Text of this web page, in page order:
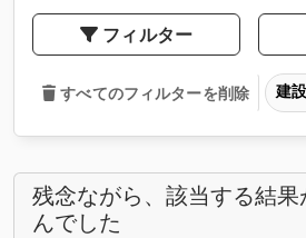
フィルター
すべてのフィルターを削除 建
残念ながら、該当する結
んでした